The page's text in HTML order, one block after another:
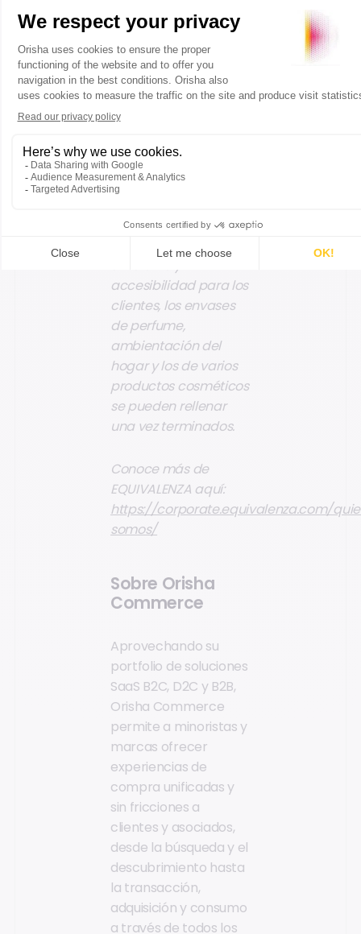
países.
Ofrece más de 150
fragancias,
elaboradas con
esencias de máxima
calidad de
fabricación europea
para cada momento
su filosofía de respeto
por el medio
ambiente y
accesibilidad para los
clientes, los envases
de perfume,
ambientación del
hogar y los de varios
productos cosméticos
se pueden rellenar
una vez terminados.
Conoce más de
EQUIVALENZA aquí:
https://corporate.equivalenza.com/
somos/
Sobre Orisha
Commerce
Aprovechando su
portfolio de soluciones
SaaS B2C, D2C y B2B,
Orisha Commerce
permite a minoristas y
marcas ofrecer
experiencias de
compra unificadas y
sin fricciones a
clientes y asociados,
desde la búsqueda y el
descubrimiento hasta
la transacción,
adquisición y consumo
a través de todos los